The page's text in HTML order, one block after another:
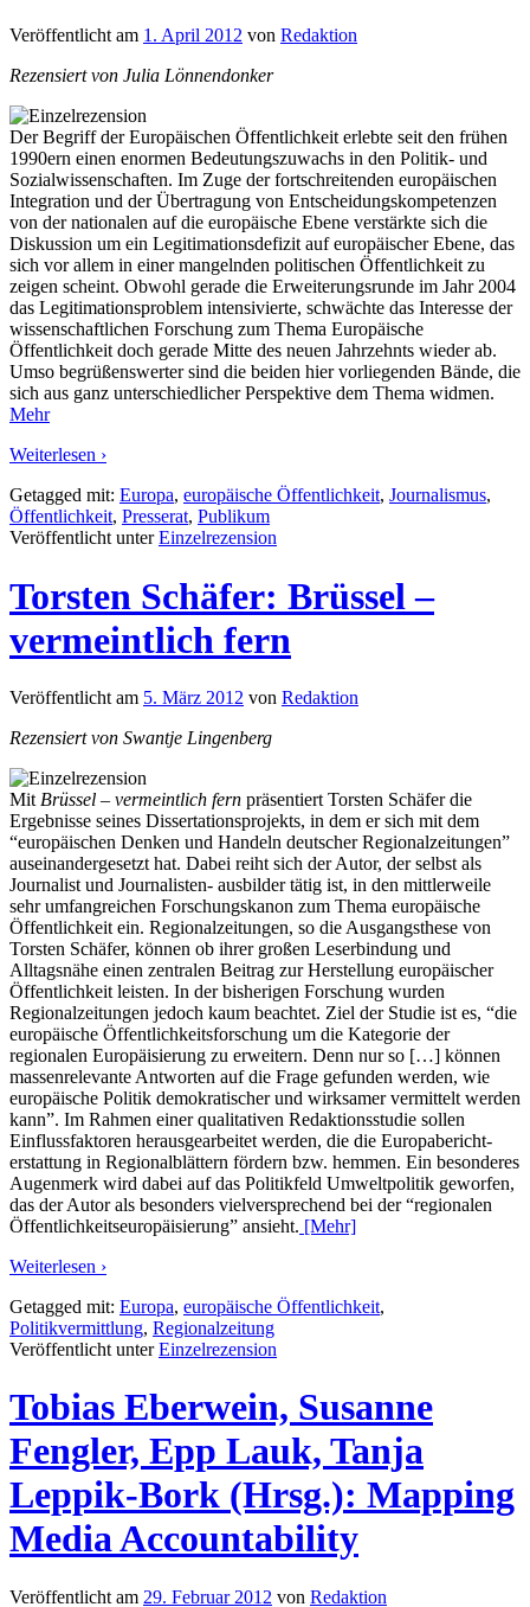
Veröffentlicht am 1. April 2012 von Redaktion
Rezensiert von Julia Lönnendonker
Der Begriff der Europäischen Öffentlichkeit erlebte seit den frühen
1990ern einen enormen Bedeutungszuwachs in den Politik- und
Sozialwissenschaften. Im Zuge der fortschreitenden europäischen
Integration und der Übertragung von Entscheidungskompetenzen
von der nationalen auf die europäische Ebene verstärkte sich die
Diskussion um ein Legitimationsdefizit auf europäischer Ebene, das
sich vor allem in einer mangelnden politischen Öffentlichkeit zu
zeigen scheint. Obwohl gerade die Erweiterungsrunde im Jahr 2004
das Legitimationsproblem intensivierte, schwächte das Interesse der
wissenschaftlichen Forschung zum Thema Europäische
Öffentlichkeit doch gerade Mitte des neuen Jahrzehnts wieder ab.
Umso begrüßenswerter sind die beiden hier vorliegenden Bände, die
sich aus ganz unterschiedlicher Perspektive dem Thema widmen.
Mehr
Weiterlesen ›
Getagged mit: Europa, europäische Öffentlichkeit, Journalismus,
Öffentlichkeit, Presserat, Publikum
Veröffentlicht unterEinzelrezension
Torsten Schäfer: Brüssel –
vermeintlich fern
Veröffentlicht am 5. März 2012 von Redaktion
Rezensiert von Swantje Lingenberg
Mit Brüssel – vermeintlich fern präsentiert Torsten Schäfer die
Ergebnisse seines Dissertationsprojekts, in dem er sich mit dem
“europäischen Denken und Handeln deutscher Regionalzeitungen”
auseinandergesetzt hat. Dabei reiht sich der Autor, der selbst als
Journalist und Journalisten- ausbilder tätig ist, in den mittlerweile
sehr umfangreichen Forschungskanon zum Thema europäische
Öffentlichkeit ein. Regionalzeitungen, so die Ausgangsthese von
Torsten Schäfer, können ob ihrer großen Leserbindung und
Alltagsnähe einen zentralen Beitrag zur Herstellung europäischer
Öffentlichkeit leisten. In der bisherigen Forschung wurden
Regionalzeitungen jedoch kaum beachtet. Ziel der Studie ist es, “die
europäische Öffentlichkeitsforschung um die Kategorie der
regionalen Europäisierung zu erweitern. Denn nur so […] können
massenrelevante Antworten auf die Frage gefunden werden, wie
europäische Politik demokratischer und wirksamer vermittelt werden
kann”. Im Rahmen einer qualitativen Redaktionsstudie sollen
Einflussfaktoren herausgearbeitet werden, die die Europabericht-
erstattung in Regionalblättern fördern bzw. hemmen. Ein besonderes
Augenmerk wird dabei auf das Politikfeld Umweltpolitik geworfen,
das der Autor als besonders vielversprechend bei der “regionalen
Öffentlichkeitseuropäisierung” ansieht. [Mehr]
Weiterlesen ›
Getagged mit: Europa, europäische Öffentlichkeit,
Politikvermittlung, Regionalzeitung
Veröffentlicht unterEinzelrezension
Tobias Eberwein, Susanne
Fengler, Epp Lauk, Tanja
Leppik-Bork (Hrsg.): Mapping
Media Accountability
Veröffentlicht am 29. Februar 2012 von Redaktion